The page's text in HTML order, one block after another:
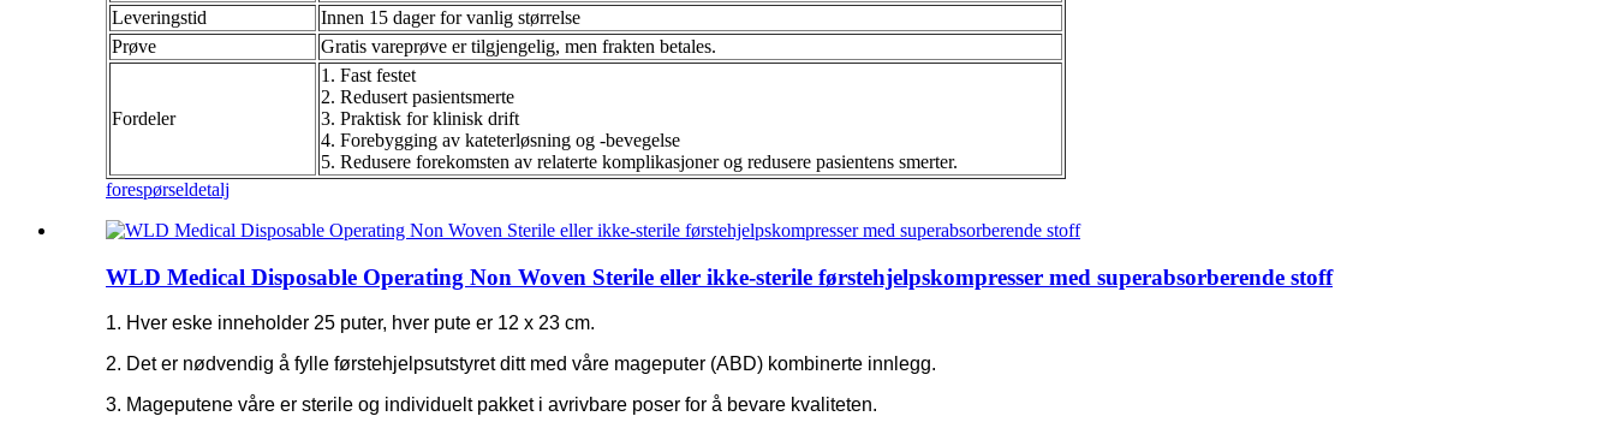
Leveringstid
Innen 15 dager for vanlig størrelse
Prøve
Gratis vareprøve er tilgjengelig, men frakten betales.
Fordeler
1. Fast festet
2. Redusert pasientsmerte
3. Praktisk for klinisk drift
4. Forebygging av kateterløsning og -bevegelse
5. Redusere forekomsten av relaterte komplikasjoner og redusere pasientens smerter.
forespørseldetalj
WLD Medical Disposable Operating Non Woven Sterile eller ikke-sterile førstehjelpskompresser med superabsorberende stoff
1. Hver eske inneholder 25 puter, hver pute er 12 x 23 cm.
2. Det er nødvendig å fylle førstehjelpsutstyret ditt med våre mageputer (ABD) kombinerte innlegg.
3. Mageputene våre er sterile og individuelt pakket i avrivbare poser for å bevare kvaliteten.